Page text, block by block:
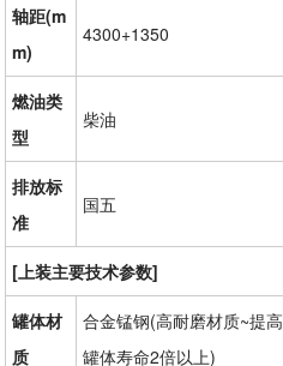
轴距(m
m)
4300+1350
燃油类
型
柴油
排放标
准
国五
[上装主要技术参数]
罐体材
质
合金锰钢(高耐磨材质~提高
罐体寿命2倍以上)